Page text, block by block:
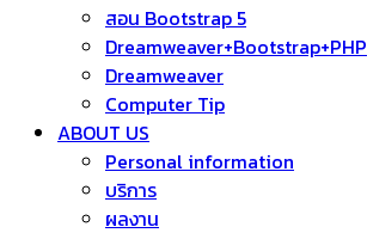
สอน Bootstrap 5
Dreamweaver+Bootstrap+PHP
Dreamweaver
Computer Tip
ABOUT US
Personal information
บริการ
ผลงาน